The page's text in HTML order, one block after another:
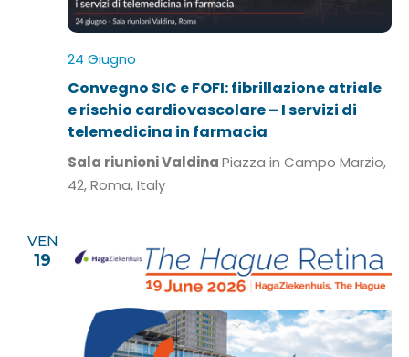
24 Giugno
Convegno SIC e FOFI: fibrillazione atriale
e rischio cardiovascolare – I servizi di
telemedicina in farmacia
Sala riunioni ValdinaPiazza in Campo Marzio,
42, Roma, Italy
VEN
19